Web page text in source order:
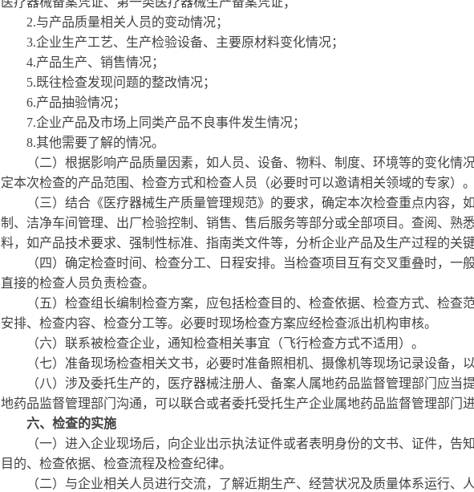
2.与产品质量相关人员的变动情况；
3.企业生产工艺、生产检验设备、主要原材料变化情况；
4.产品生产、销售情况；
5.既往检查发现问题的整改情况；
6.产品抽验情况；
7.企业产品及市场上同类产品不良事件发生情况；
8.其他需要了解的情况。
（二）根据影响产品质量因素，如人员、设备、物料、制度、环境等的变化情
定本次检查的产品范围、检查方式和检查人员（必要时可以邀请相关领域的专家）。
（三）结合《医疗器械生产质量管理规范》的要求，确定本次检查重点内容，
制、洁净车间管理、出厂检验控制、销售、售后服务等部分或全部项目。查阅、熟
料，如产品技术要求、强制性标准、指南类文件等，分析企业产品及生产过程的关键
（四）确定检查时间、检查分工、日程安排。当检查项目互有交叉重叠时，一
直接的检查人员负责检查。
（五）检查组长编制检查方案，应包括检查目的、检查依据、检查方式、检查
安排、检查内容、检查分工等。必要时现场检查方案应经检查派出机构审核。
（六）联系被检查企业，通知检查相关事宜（飞行检查方式不适用）。
（七）准备现场检查相关文书，必要时准备照相机、摄像机等现场记录设备，以
（八）涉及委托生产的，医疗器械注册人、备案人属地药品监督管理部门应当
地药品监督管理部门沟通，可以联合或者委托受托生产企业属地药品监督管理部门进
六、检查的实施
（一）进入企业现场后，向企业出示执法证件或者表明身份的文书、证件，告
目的、检查依据、检查流程及检查纪律。
（二）与企业相关人员进行交流，了解近期生产、经营状况及质量体系运行、人